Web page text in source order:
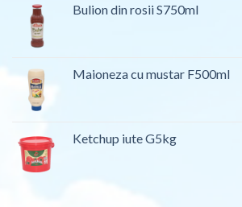
Bulion din rosii S750ml
Maioneza cu mustar F500ml
Ketchup iute G5kg